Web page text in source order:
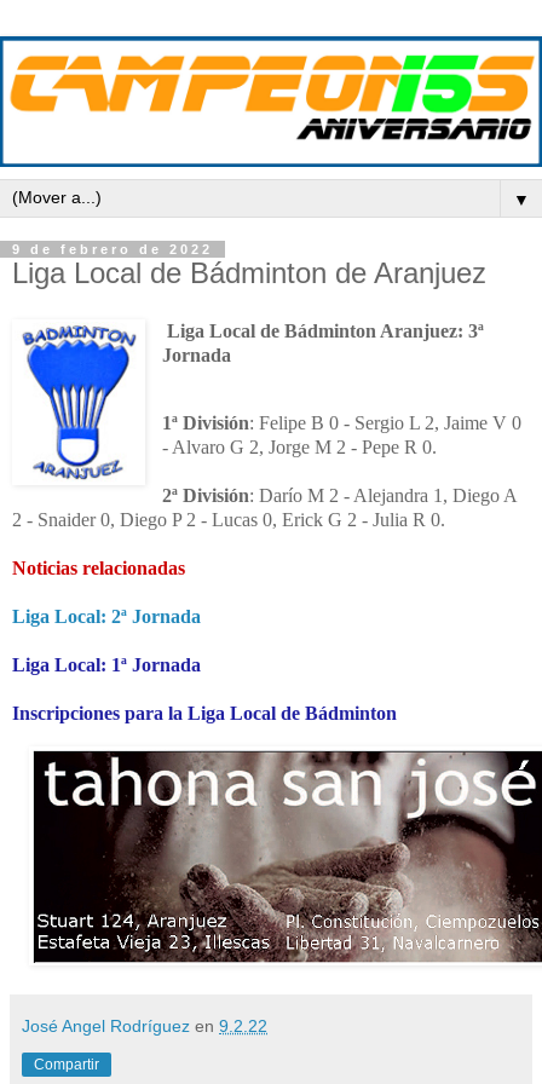
▼
9 de febrero de 2022
Liga Local de Bádminton de Aranjuez
Liga Local de Bádminton Aranjuez: 3ª
Jornada
1ª División: Felipe B 0 - Sergio L 2, Jaime V 0
- Alvaro G 2, Jorge M 2 - Pepe R 0.
2ª División: Darío M 2 - Alejandra 1, Diego A
2 - Snaider 0, Diego P 2 - Lucas 0, Erick G 2 - Julia R 0.
Noticias relacionadas
Liga Local: 2ª Jornada
Liga Local: 1ª Jornada
Inscripciones para la Liga Local de Bádminton
José Angel Rodríguez en 9.2.22
Compartir